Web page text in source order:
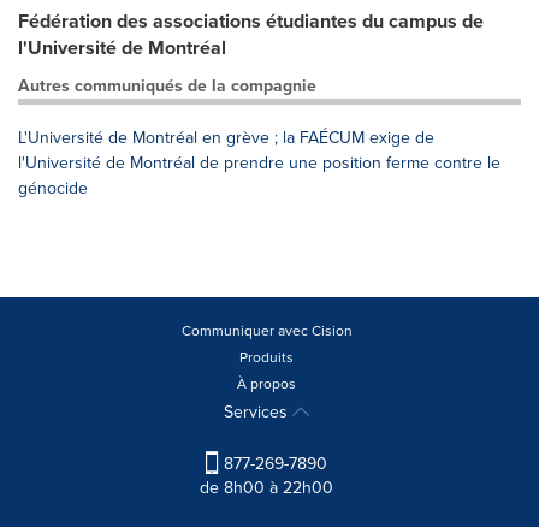
Fédération des associations étudiantes du campus de
l'Université de Montréal
Autres communiqués de la compagnie
L'Université de Montréal en grève ; la FAÉCUM exige de
l'Université de Montréal de prendre une position ferme contre le
génocide
Communiquer avec Cision
Produits
À propos
Services
877-269-7890
de 8h00 à 22h00